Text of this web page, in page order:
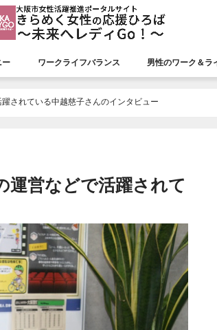
ー ワークライフバランス 男性のワーク＆ラ
されている中越慈子さんのインタビュー
運営などで活躍されて